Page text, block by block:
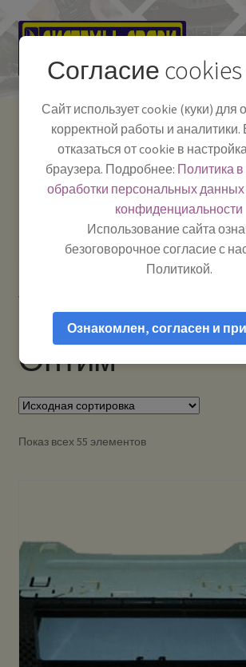
Перейти
навигации
Перейти
содержимому
Как пользоваться
Полезная информация
Мой аккаунт
Системы Связи:
г. Красноярск, ул.
Работаем:Пн-Пт:
10:00–18:00
-
Оптим
Показ всех 55 элементов
Согласие cookies
Сайт использует cookie (куки) для
корректной работы и
отказаться от cookie в
браузера. Подробнее: Политика
обработки персональных данных
конфиденциальности
Использование сайта
безоговорочное согласие с
Политикой.
Ознакомлен, согласен и